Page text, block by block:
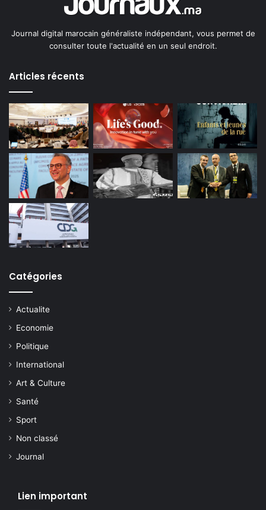
Journal digital marocain généraliste indépendant, vous permet de
consulter toute l'actualité en un seul endroit.
Articles récents
Catégories
Actualite
Economie
Politique
International
Art & Culture
Santé
Sport
Non classé
Journal
Lien important